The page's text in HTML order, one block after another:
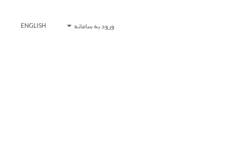
ورود به سامانه ENGLISH